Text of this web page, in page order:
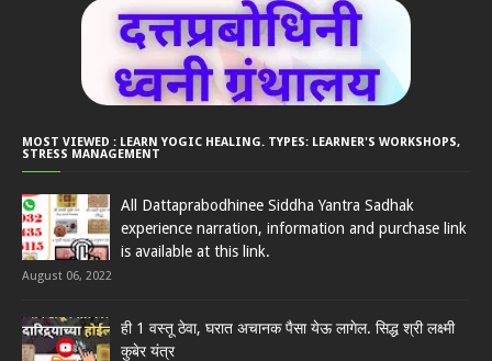
MOST VIEWED : LEARN YOGIC HEALING. TYPES: LEARNER'S WORKSHOPS,
STRESS MANAGEMENT
All Dattaprabodhinee Siddha Yantra Sadhak
experience narration, information and purchase link
is available at this link.
August 06, 2022
ही 1 वस्तू ठेवा, घरात अचानक पैसा येऊ लागेल. सिद्ध श्री लक्ष्मी
कुबेर यंत्र